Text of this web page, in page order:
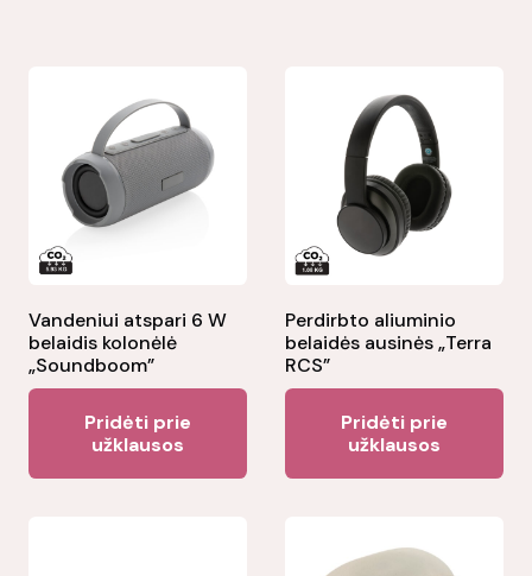
Vandeniui atspari 6 W
belaidis kolonėlė
„Soundboom”
Pridėti prie
užklausos
Perdirbto aliuminio
belaidės ausinės „Terra
RCS”
Pridėti prie
užklausos